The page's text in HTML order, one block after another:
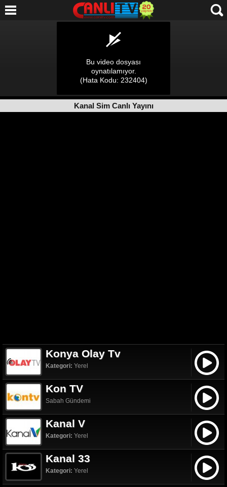
Kanal Sim Canlı Yayını
Konya Olay Tv
Kategori: Yerel
Kon TV
Sabah Gündemi
Kanal V
Kategori: Yerel
Kanal 33
Kategori: Yerel